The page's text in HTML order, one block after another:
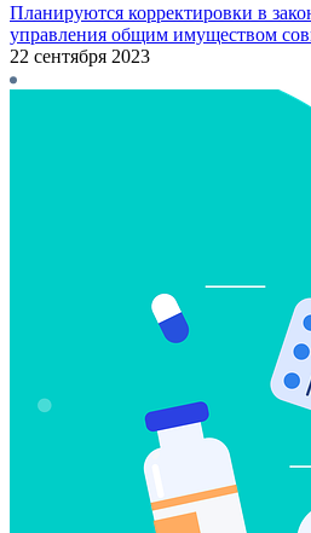
Планируются корректировки в
управления общим имуществом
22 сентября 2023